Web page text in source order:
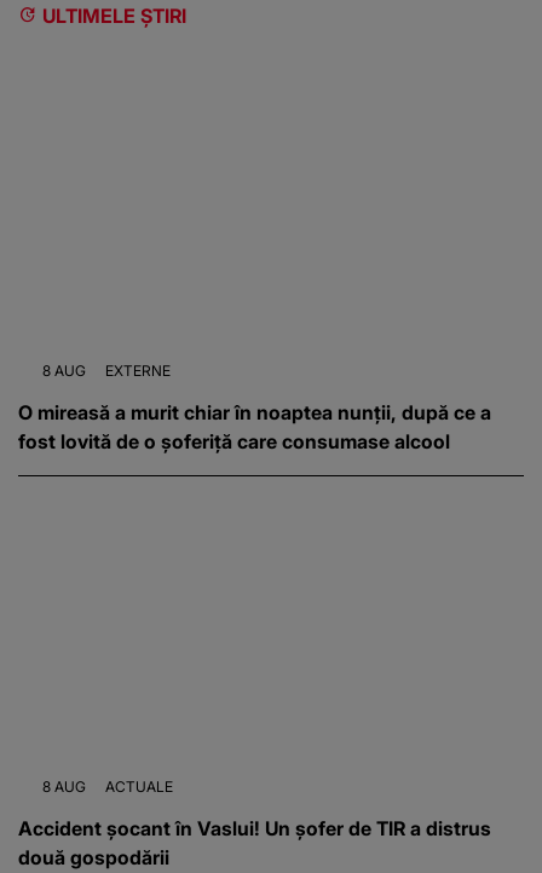
ULTIMELE ȘTIRI
8 AUG EXTERNE
O mireasă a murit chiar în noaptea nunții, după ce a
fost lovită de o șoferiță care consumase alcool
8 AUG ACTUALE
Accident șocant în Vaslui! Un șofer de TIR a distrus
două gospodării